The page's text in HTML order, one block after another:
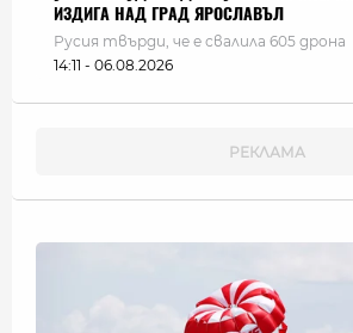
ИЗДИГА НАД ГРАД ЯРОСЛАВЪЛ
Русия твърди, че е свалила 605 дрона
14:11 - 06.08.2026